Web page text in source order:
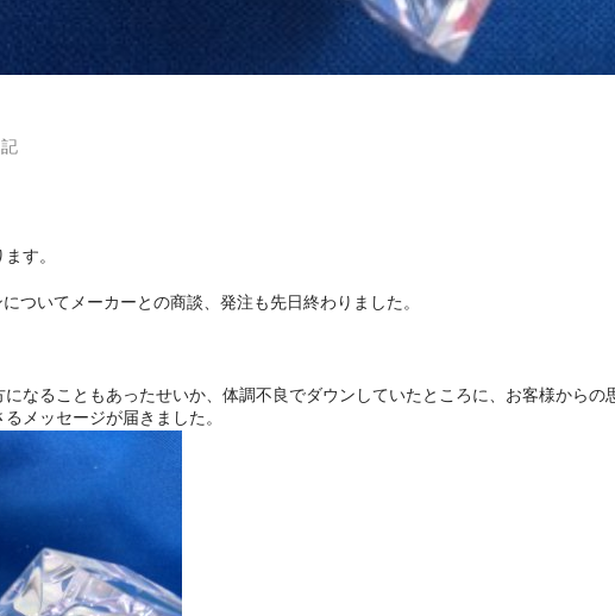
す。
ついてメーカーとの商談、発注も先日終わりました。
なることもあったせいか、体調不良でダウンしていたところに、お客様からの
メッセージが届きました。